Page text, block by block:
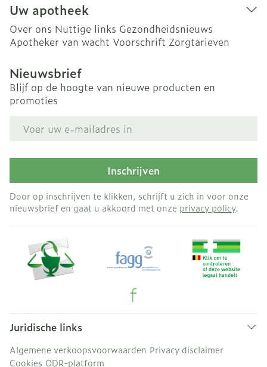
Uw apotheek
Over ons Nuttige links Gezondheidsnieuws
Apotheker van wacht Voorschrift Zorgtarieven
Nieuwsbrief
Blijf op de hoogte van nieuwe producten en
promoties
Inschrijven
Door op inschrijven te klikken, schrijft u zich in voor onze
nieuwsbrief en gaat u akkoord met onze privacy policy.
Juridische links
Algemene verkoopsvoorwaarden Privacy disclaimer
Cookies ODR-platform